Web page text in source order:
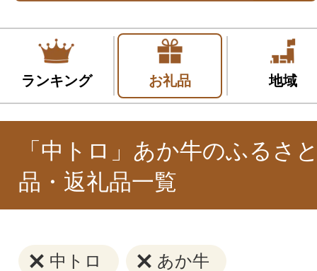
ランキング お礼品 地域
「中トロ」あか牛のふるさ
品・返礼品一覧
中トロ あか牛